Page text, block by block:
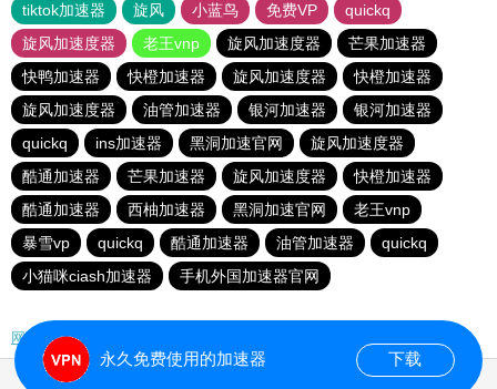
tiktok加速器
旋风 小蓝鸟 免费VP
quickq
旋风加速度器
老王vnp 旋风加速度器
芒果加速器
快鸭加速器
快橙加速器 旋风加速度器
快橙加速器
旋风加速度器
油管加速器 银河加速器
银河加速器
quickq
ins加速器 黑洞加速官网
旋风加速度器
酷通加速器
芒果加速器 旋风加速度器
快橙加速器
酷通加速器
西柚加速器 黑洞加速官网
老王vnp
暴雪vp
quickq 酷通加速器 油管加速器
quickq
小猫咪ciash加速器
手机外国加速器官网
网站地图
永久免费使用的加速器 下载